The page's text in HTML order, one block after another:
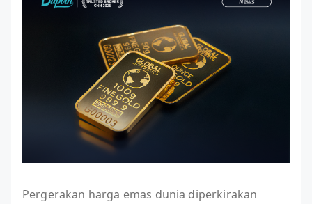
Pergerakan harga emas dunia diperkirakan